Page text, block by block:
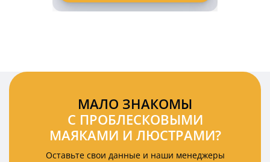
безопасности
МАЛО ЗНАКОМЫ
С ПРОБЛЕСКОВЫМИ
МАЯКАМИ И ЛЮСТРАМИ?
Оставьте свои данные и наши менеджеры